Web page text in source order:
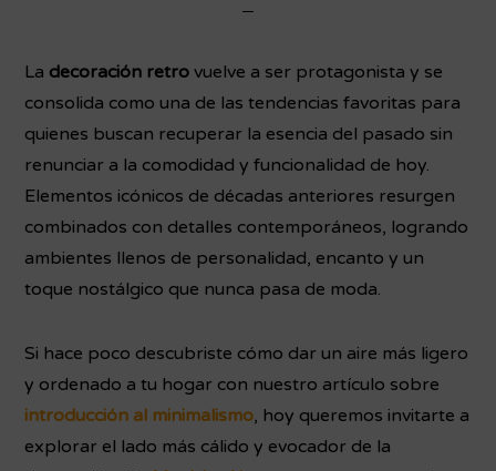
La decoración retro vuelve a ser protagonista y se
consolida como una de las tendencias favoritas para
quienes buscan recuperar la esencia del pasado sin
renunciar a la comodidad y funcionalidad de hoy.
Elementos icónicos de décadas anteriores resurgen
combinados con detalles contemporáneos, logrando
ambientes llenos de personalidad, encanto y un
toque nostálgico que nunca pasa de moda.
Si hace poco descubriste cómo dar un aire más ligero
y ordenado a tu hogar con nuestro artículo sobre
introducción al minimalismo, hoy queremos invitarte a
explorar el lado más cálido y evocador de la